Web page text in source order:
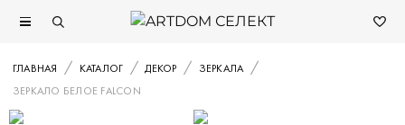
ГЛАВНАЯ КАТАЛОГ ДЕКОР
ЗЕРКАЛА
ЗЕРКАЛО БЕЛОЕ FALCON